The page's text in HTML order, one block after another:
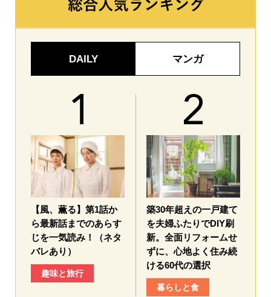
DAILY マンガ
【風、薫る】第1話か
ら最新話までのあらす
じを一気読み！（ネタ
バレあり）
趣味と旅行
築30年超えの一戸建て
を夫婦ふたりでDIY刷
新。全面リフォームせ
ずに、心地よく住み続
ける60代の選択
暮らしと食